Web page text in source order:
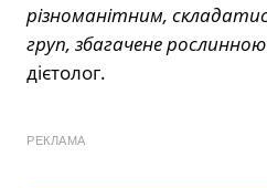
різноманітним,
груп, збагачене
дієтолог.
РЕКЛАМА